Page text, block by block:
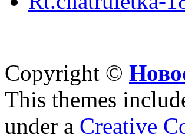
Copyright ©
This themes
under a Creative